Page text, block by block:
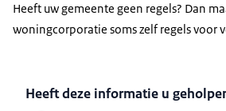
Heeft uw gemeente geen regels? Dan
woningcorporatie soms zelf regels voor
Heeft deze informatie u